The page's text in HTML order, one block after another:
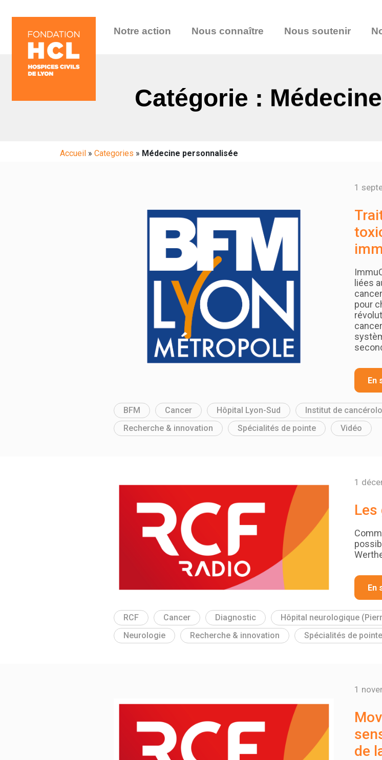
Notre action Nous connaître Nous soutenir
Catégorie :
Accueil » Categories » Médecine personnalisée
1
liées
pour
En
BFM Cancer Hôpital Lyon-Sud Institut de
Recherche & innovation
Spécialités de pointe Vidéo
1
En
RCF Cancer Diagnostic Hôpital neurologique
Neurologie
Recherche & innovation Spécialités de pointe
1
de